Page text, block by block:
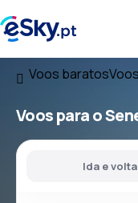
Voos baratos
Voospara o
Ida e volta